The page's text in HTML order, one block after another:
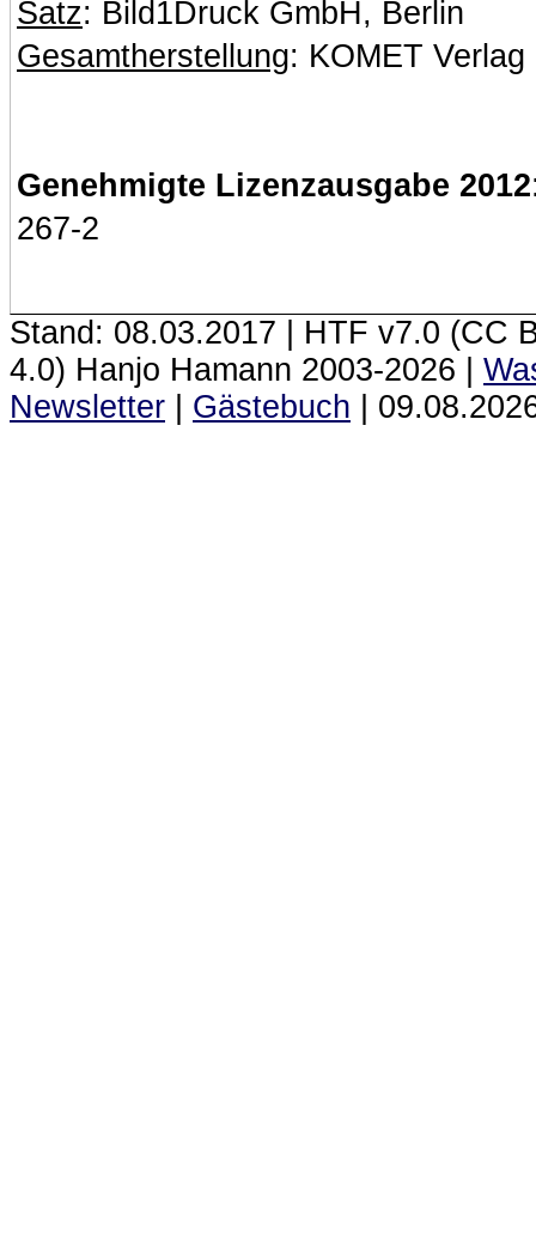
Satz: Bild1Druck GmbH, Berlin
Gesamtherstellung: KOMET
Genehmigte Lizenzausgabe 2012
267-2
Stand: 08.03.2017 | HTF v7.0 (CC
4.0) Hanjo Hamann 2003‑2026 |
Newsletter
Gästebuch